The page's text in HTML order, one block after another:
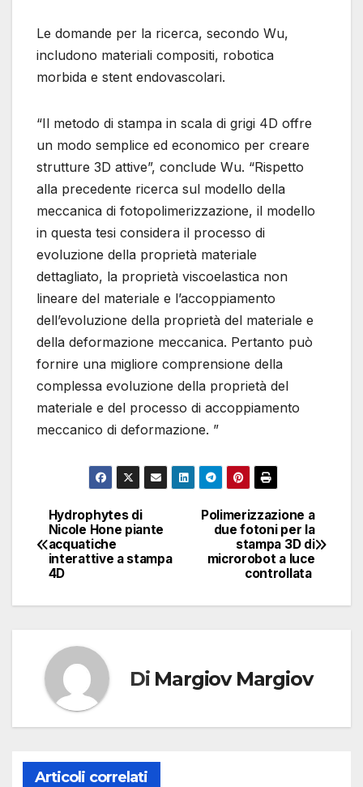
Le domande per la ricerca, secondo Wu,
includono materiali compositi, robotica
morbida e stent endovascolari.
“Il metodo di stampa in scala di grigi 4D offre
un modo semplice ed economico per creare
strutture 3D attive”, conclude Wu. “Rispetto
alla precedente ricerca sul modello della
meccanica di fotopolimerizzazione, il modello
in questa tesi considera il processo di
evoluzione della proprietà materiale
dettagliato, la proprietà viscoelastica non
lineare del materiale e l’accoppiamento
dell’evoluzione della proprietà del materiale e
della deformazione meccanica. Pertanto può
fornire una migliore comprensione della
complessa evoluzione della proprietà del
materiale e del processo di accoppiamento
meccanico di deformazione. ”
Navigazione
articoli
Polimerizzazione a
due fotoni per la
stampa 3D di
microrobot a luce
controllata
Hydrophytes di
Nicole Hone piante
acquatiche
interattive a stampa
4D
Di Margiov Margiov
Articoli correlati